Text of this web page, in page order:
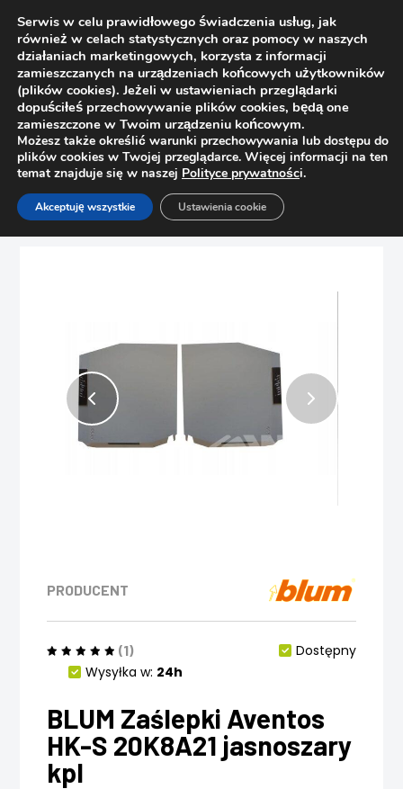
Strona główna Sklep
Podnośniki
BLUM Zaślepki Aventos HK-S 20K8A21 jasnoszary kpl
PRODUCENT
(1)
Dostępny
Wysyłka w: 24h
BLUM Zaślepki Aventos
HK-S 20K8A21 jasnoszary
kpl
Serwis w celu prawidłowego świadczenia usług, jak
również w celach statystycznych oraz pomocy w naszych
działaniach marketingowych, korzysta z informacji
zamieszczanych na urządzeniach końcowych użytkowników
(plików cookies). Jeżeli w ustawieniach przeglądarki
dopuściłeś przechowywanie plików cookies, będą one
zamieszczone w Twoim urządzeniu końcowym.
Możesz także określić warunki przechowywania lub dostępu do
plików cookies w Twojej przeglądarce. Więcej informacji na ten
temat znajduje się w naszej Polityce prywatności.
Akceptuję wszystkie Ustawienia cookie